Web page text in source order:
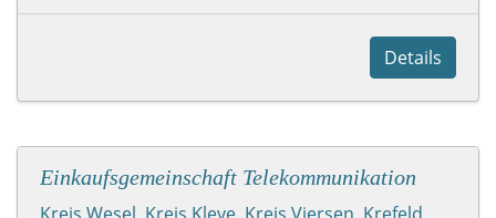
Details
Einkaufsgemeinschaft Telekommunikation